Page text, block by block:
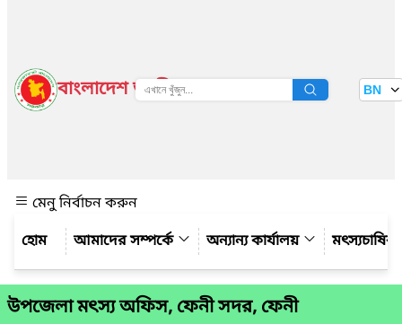
বাংলাদেশ জাতীয় তথ্য বাতায়ন BN
মেনু নির্বাচন করুন
আমাদের সম্পর্কে
অন্যান্য কার্যালয় মৎস্যচাষির
উপজেলা মৎস্য অফিস, ফেনী সদর, ফেনী